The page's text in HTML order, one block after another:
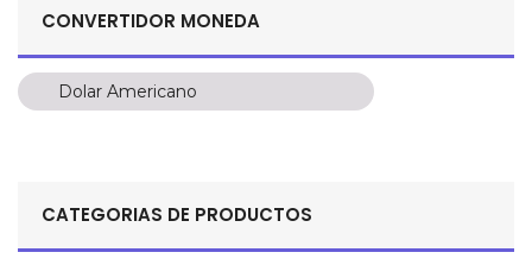
CONVERTIDOR MONEDA
Dolar Americano
Dolar Americano
Pesos Mexicanos
CATEGORIAS DE PRODUCTOS